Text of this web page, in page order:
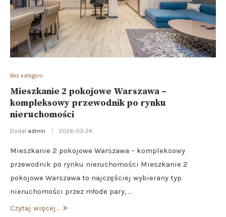
Bez kategorii
Mieszkanie 2 pokojowe Warszawa –
kompleksowy przewodnik po rynku
nieruchomości
Dodał admin 2026-03-24
Mieszkanie 2 pokojowe Warszawa – kompleksowy
przewodnik po rynku nieruchomości Mieszkanie 2
pokojowe Warszawa to najczęściej wybierany typ
nieruchomości przez młode pary, …
Czytaj więcej...